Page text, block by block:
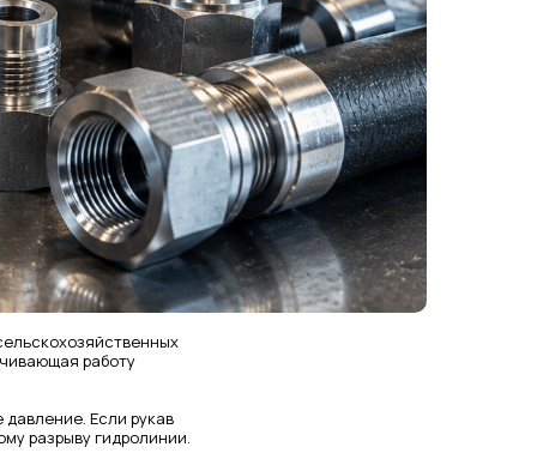
работу
Если рукав
разрыву гидролинии.